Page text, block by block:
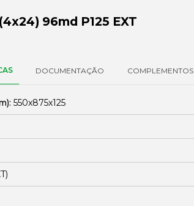
96md P125 EXT
DOCUMENTAÇÃO COMPLEMENTOS
550x875x125